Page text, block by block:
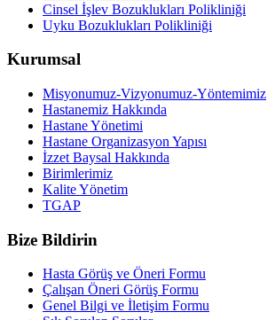
Cinsel İşlev Bozuklukları Polikliniği
Uyku Bozuklukları Polikliniği
Kurumsal
Misyonumuz-Vizyonumuz-Yöntemimiz
Hastanemiz Hakkında
Hastane Yönetimi
Hastane Organizasyon Yapısı
İzzet Baysal Hakkında
Birimlerimiz
Kalite Yönetim
TGAP
Bize Bildirin
Hasta Görüş ve Öneri Formu
Çalışan Öneri Görüş Formu
Genel Bilgi ve İletişim Formu